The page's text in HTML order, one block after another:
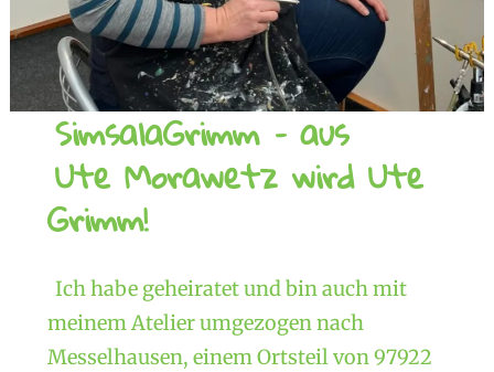
SimsalaGrimm – aus
Ute Morawetz wird Ute
Grimm!
Ich habe geheiratet und bin auch mit
meinem Atelier umgezogen nach
Messelhausen, einem Ortsteil von 97922